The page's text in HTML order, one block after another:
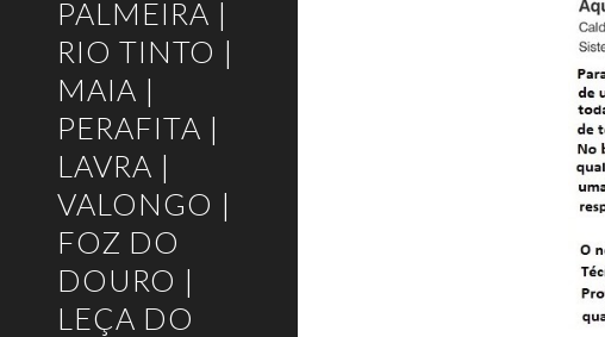
PALMEIRA |
RIO TINTO |
MAIA |
PERAFITA |
LAVRA |
VALONGO |
FOZ DO
DOURO |
LEÇA DO